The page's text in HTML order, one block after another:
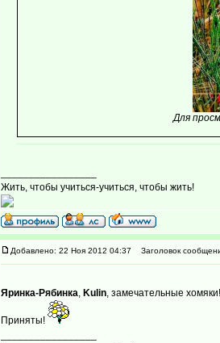
Для
Жить, чтобы учиться-учиться, чтобы жить!
Добавлено: 22 Ноя 2012 04:37 Заголовок
Яринка-Рябинка, Kulin, замечательные
Приняты!